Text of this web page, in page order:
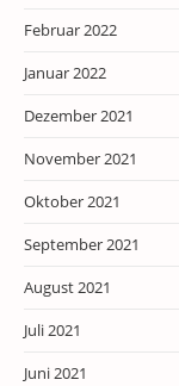
Februar 2022
Januar 2022
Dezember 2021
November 2021
Oktober 2021
September 2021
August 2021
Juli 2021
Juni 2021